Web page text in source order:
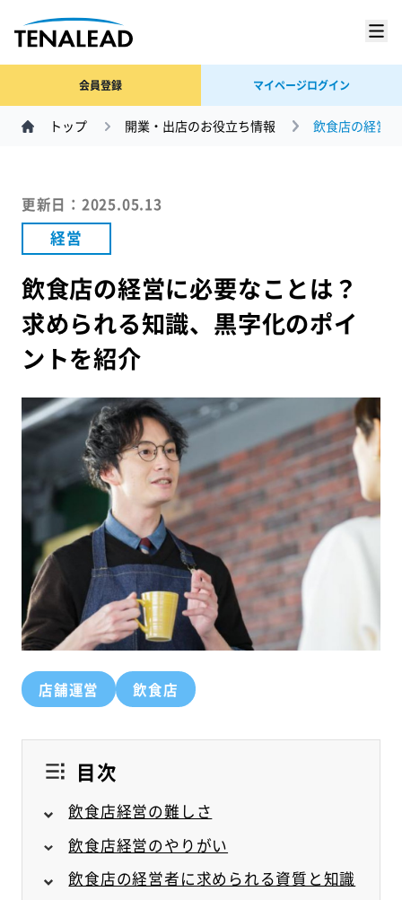
会員登録 マイページログイン
トップ 開業・出店のお役立ち情報 飲食店の経営
更新日：2025.05.13
経営
飲食店の経営に必要なことは？
求められる知識、黒字化のポイ
ントを紹介
店舗運営 飲食店
目次
飲食店経営の難しさ
飲食店経営のやりがい
飲食店の経営者に求められる資質と知識